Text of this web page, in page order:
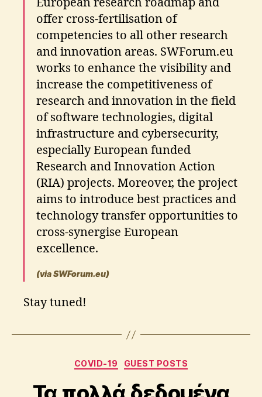
offer cross-fertilisation of
competencies to all other research
and innovation areas. SWForum.eu
works to enhance the visibility and
increase the competitiveness of
research and innovation in the field
of software technologies, digital
infrastructure and cybersecurity,
especially European funded
Research and Innovation Action
(RIA) projects. Moreover, the project
aims to introduce best practices and
technology transfer opportunities to
cross-synergise European
excellence.
(via SWForum.eu)
Stay tuned!
Categories
COVID-19 GUEST POSTS
B
A
o